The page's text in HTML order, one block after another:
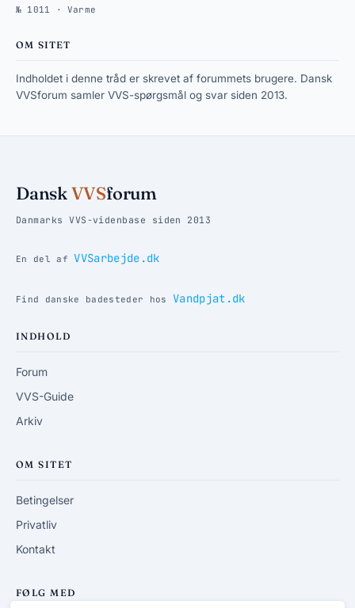
№ 1011 · Varme
OM SITET
Indholdet i denne tråd er skrevet af forummets brugere. Dansk
VVSforum samler VVS-spørgsmål og svar siden 2013.
DanskVVSforum
Danmarks VVS-videnbase siden 2013
En del af VVSarbejde.dk
Find danske badesteder hos Vandpjat.dk
INDHOLD
Forum
VVS-Guide
Arkiv
OM SITET
Betingelser
Privatliv
Kontakt
FØLG MED